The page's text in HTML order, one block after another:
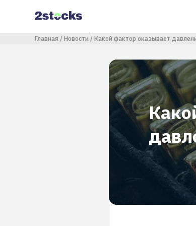
содержанию
Строка навигации
Главная Новости Какой фактор оказывает